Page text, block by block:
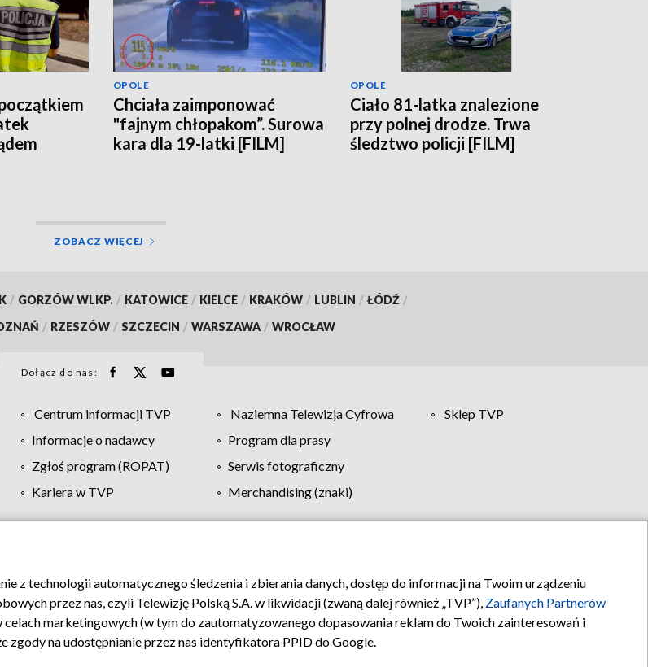
OPOLE
Chciała zaimponować
"fajnym chłopakom”. Surowa
kara dla 19-latki [FILM]
OPOLE
Ciało 81-latka znalezione
przy polnej drodze. Trwa
śledztwo policji [FILM]
ZOBACZ WIĘCEJ
/ GORZÓW WLKP. / KATOWICE / KIELCE / KRAKÓW / LUBLIN / ŁÓDŹ /
/ RZESZÓW / SZCZECIN / WARSZAWA / WROCŁAW
Dołącz do nas:
Centrum informacji TVP Naziemna Telewizja Cyfrowa
Sklep TVP
Informacje o nadawcy
Program dla prasy
Zgłoś program (ROPAT)
Serwis fotograficzny
Kariera w TVP
Merchandising (znaki)
Moje zgody Pomoc Biuro reklamy Kontakt
z technologii automatycznego śledzenia i zbierania danych, dostęp do informacji na Twoim urządzeniu
przez nas, czyli Telewizję Polską S.A. w likwidacji (zwaną dalej również „TVP”), Zaufanych Partnerów
celach marketingowych (w tym do zautomatyzowanego dopasowania reklam do Twoich zainteresowań i
zgody na udostępnianie przez nas identyfikatora PPID do Google.